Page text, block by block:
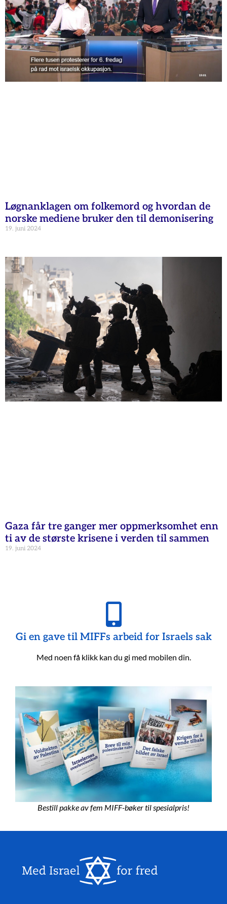
Løgnanklagen om folkemord og hvordan de
norske mediene bruker den til demonisering
19. juni 2024
Gaza får tre ganger mer oppmerksomhet enn
ti av de største krisene i verden til sammen
19. juni 2024
Gi en gave til MIFFs arbeid for Israels sak
Med noen få klikk kan du gi med mobilen din.
Bestill pakke av fem MIFF-bøker til spesialpris!